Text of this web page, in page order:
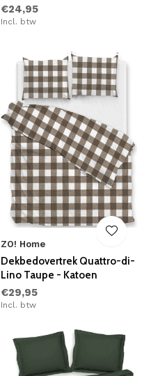
€24,95
Incl. btw
ZO! Home
Dekbedovertrek Quattro-di-
Lino Taupe - Katoen
€29,95
Incl. btw